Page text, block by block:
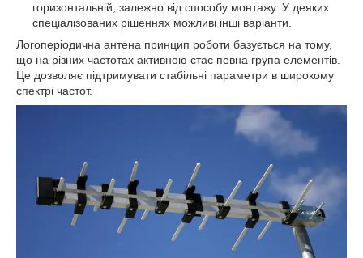
горизонтальній, залежно від способу монтажу. У деяких
спеціалізованих рішеннях можливі інші варіанти.
Логоперіодична антена принцип роботи базується на тому,
що на різних частотах активною стає певна група елементів.
Це дозволяє підтримувати стабільні параметри в широкому
спектрі частот.